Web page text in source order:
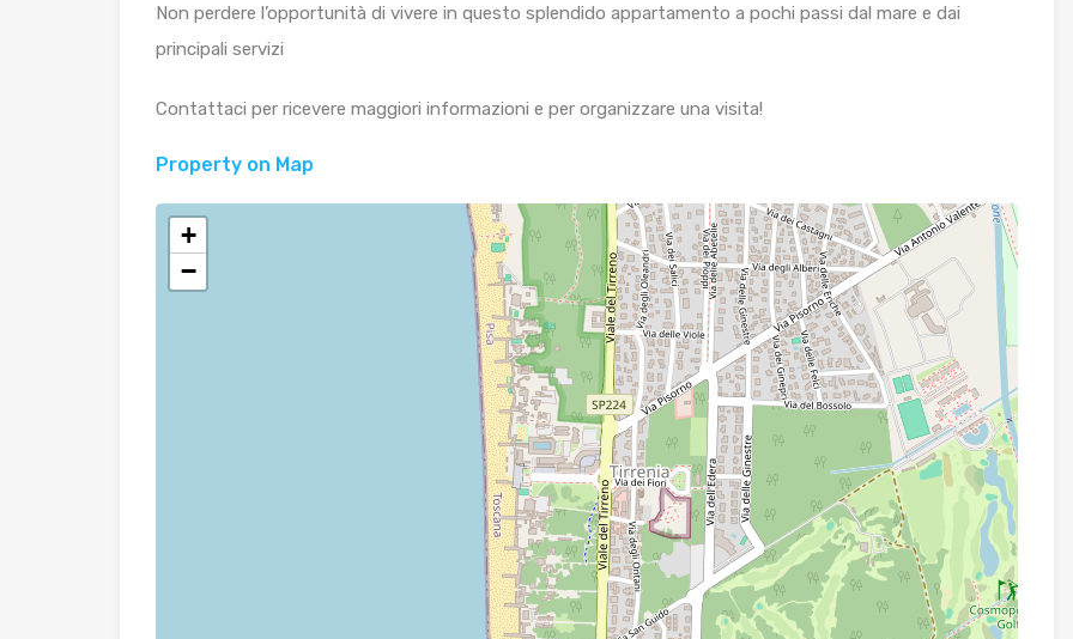
Non perdere l’opportunità di vivere in questo splendido appartamento a pochi passi dal mare e dai
principali servizi
Contattaci per ricevere maggiori informazioni e per organizzare una visita!
Property on Map
+
−